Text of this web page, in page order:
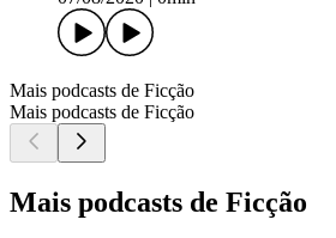
Mais podcasts de Ficção
Mais podcasts de Ficção
Mais podcasts de Ficção